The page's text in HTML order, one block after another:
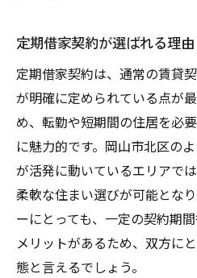
地域の特性を知る不
岡山市北区における
理想の住まいに近づ
地域密着型のサポー
信頼できるパートナ
地域情報を活かした
定期借家契約の魅力を活
まい選び
岡山市北区での定期
定期借家契約が選ばれる理
定期借家契約は、通常の賃貸
が明確に定められている点が
め、転勤や短期間の住居を必
に魅力的です。岡山市北区の
が活発に動いているエリアで
柔軟な住まい選びが可能とな
ーにとっても、一定の契約期
メリットがあるため、双方に
態と言えるでしょう。